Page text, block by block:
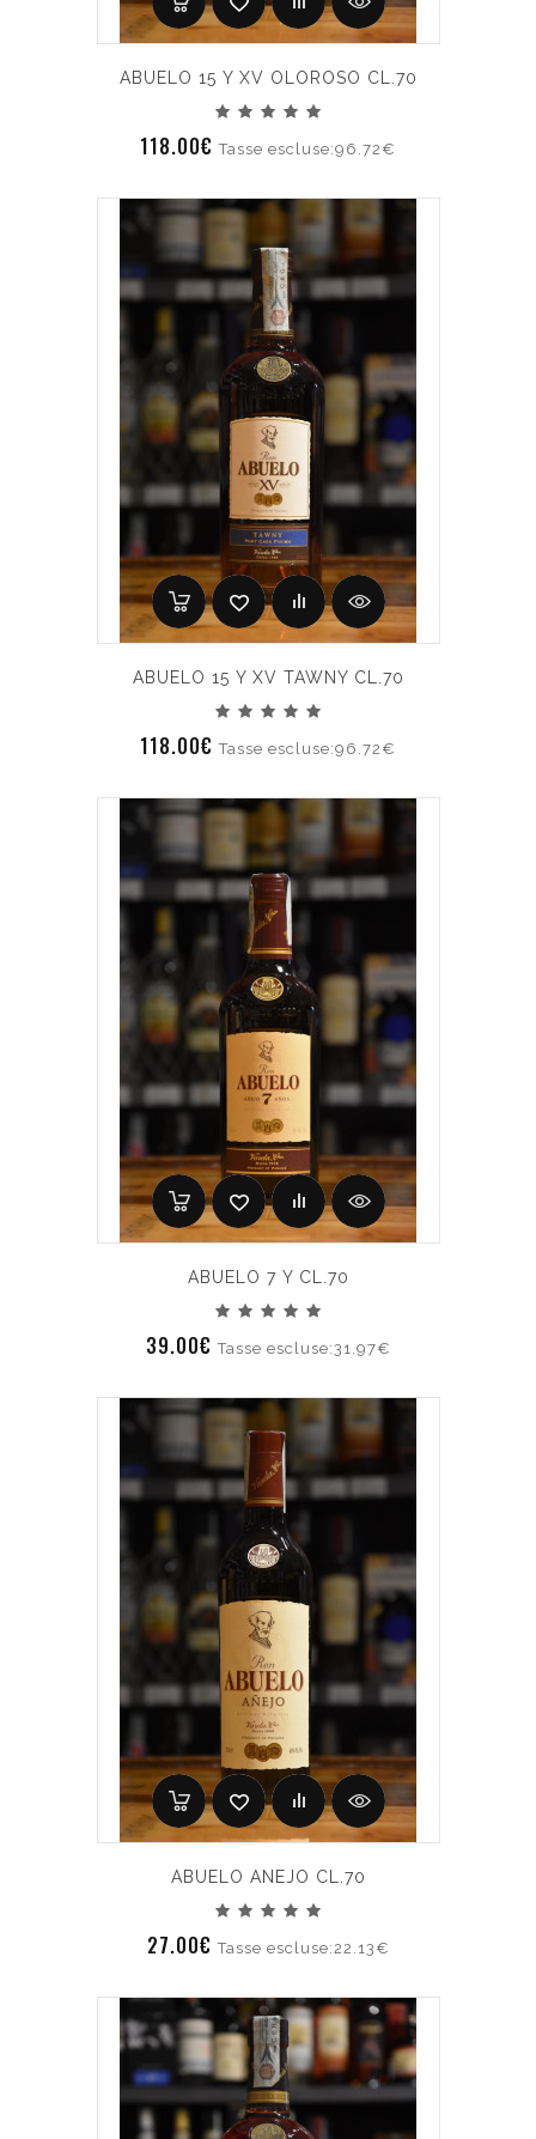
ABUELO 15 Y XV OLOROSO CL.70
118.00€Tasse escluse:96.72€
ABUELO 15 Y XV TAWNY CL.70
118.00€Tasse escluse:96.72€
ABUELO 7 Y CL.70
39.00€Tasse escluse:31.97€
ABUELO ANEJO CL.70
27.00€Tasse escluse:22.13€